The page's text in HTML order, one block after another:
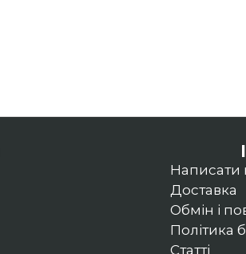
Написати
Доставка
Обмін і
Політика
Статті